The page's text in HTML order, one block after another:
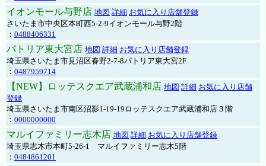
イオンモール与野店 地図 詳細 お気に入り店舗登録
さいたま市中央区本町西5-2-9イオンモール与野2階
： 0488406331
パトリア東大宮店 地図 詳細 お気に入り店舗登録
埼玉県さいたま市見沼区春野2-7-8パトリア東大宮2F
： 0487959714
【NEW】ロッテスクエア武蔵浦和店 地図 詳細 お気に入り店舗
登録
埼玉県さいたま市南区沼影1-19-19ロッテスクエア武蔵浦和店３階
： 0000000000
マルイファミリー志木店 地図 詳細 お気に入り店舗登録
埼玉県志木市本町5-26-1 マルイファミリー志木5階
： 0484861201